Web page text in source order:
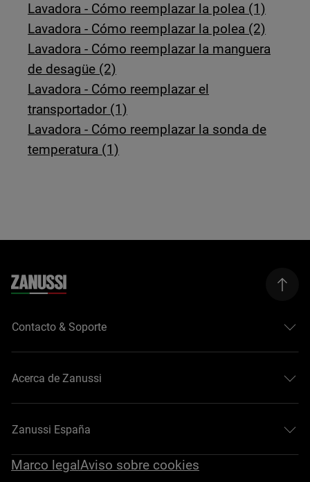
Lavadora - Cómo reemplazar la polea (1)
Lavadora - Cómo reemplazar la polea (2)
Lavadora - Cómo reemplazar la manguera
de desagüe (2)
Lavadora - Cómo reemplazar el
transportador (1)
Lavadora - Cómo reemplazar la sonda de
temperatura (1)
Contacto & Soporte
Acerca de Zanussi
Zanussi España
Marco legalAviso sobre cookies